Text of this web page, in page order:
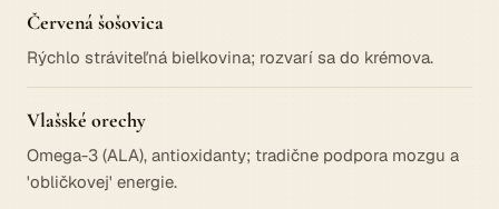
Červená šošovica
Rýchlo stráviteľná bielkovina; rozvarí sa do krémova.
Vlašské orechy
Omega-3 (ALA), antioxidanty; tradične podpora mozgu a
'obličkovej' energie.